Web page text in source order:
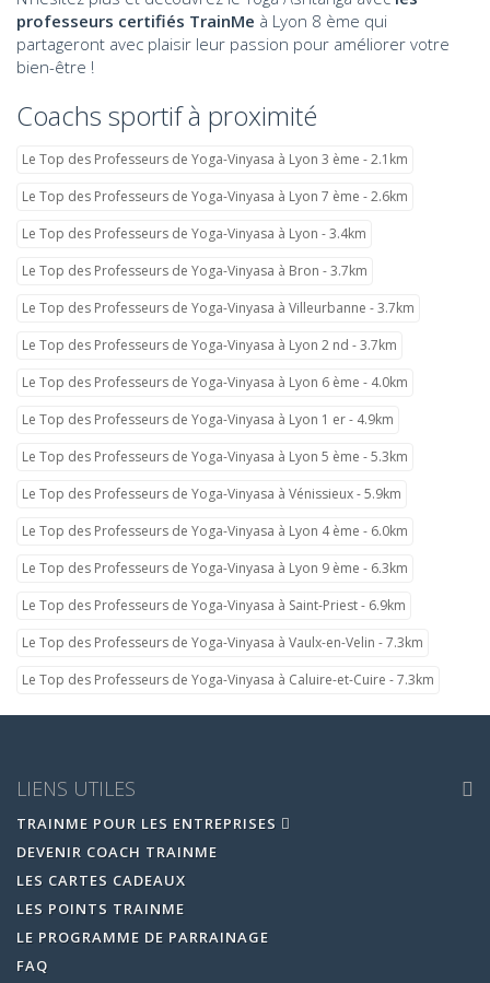
professeurs certifiés TrainMe à Lyon 8 ème qui
partageront avec plaisir leur passion pour améliorer votre
bien-être !
Coachs sportif à proximité
Le Top des Professeurs de Yoga-Vinyasa à Lyon 3 ème - 2.1km
Le Top des Professeurs de Yoga-Vinyasa à Lyon 7 ème - 2.6km
Le Top des Professeurs de Yoga-Vinyasa à Lyon - 3.4km
Le Top des Professeurs de Yoga-Vinyasa à Bron - 3.7km
Le Top des Professeurs de Yoga-Vinyasa à Villeurbanne - 3.7km
Le Top des Professeurs de Yoga-Vinyasa à Lyon 2 nd - 3.7km
Le Top des Professeurs de Yoga-Vinyasa à Lyon 6 ème - 4.0km
Le Top des Professeurs de Yoga-Vinyasa à Lyon 1 er - 4.9km
Le Top des Professeurs de Yoga-Vinyasa à Lyon 5 ème - 5.3km
Le Top des Professeurs de Yoga-Vinyasa à Vénissieux - 5.9km
Le Top des Professeurs de Yoga-Vinyasa à Lyon 4 ème - 6.0km
Le Top des Professeurs de Yoga-Vinyasa à Lyon 9 ème - 6.3km
Le Top des Professeurs de Yoga-Vinyasa à Saint-Priest - 6.9km
Le Top des Professeurs de Yoga-Vinyasa à Vaulx-en-Velin - 7.3km
Le Top des Professeurs de Yoga-Vinyasa à Caluire-et-Cuire - 7.3km
LIENS UTILES
TRAINME POUR LES ENTREPRISES
DEVENIR COACH TRAINME
LES CARTES CADEAUX
LES POINTS TRAINME
LE PROGRAMME DE PARRAINAGE
FAQ